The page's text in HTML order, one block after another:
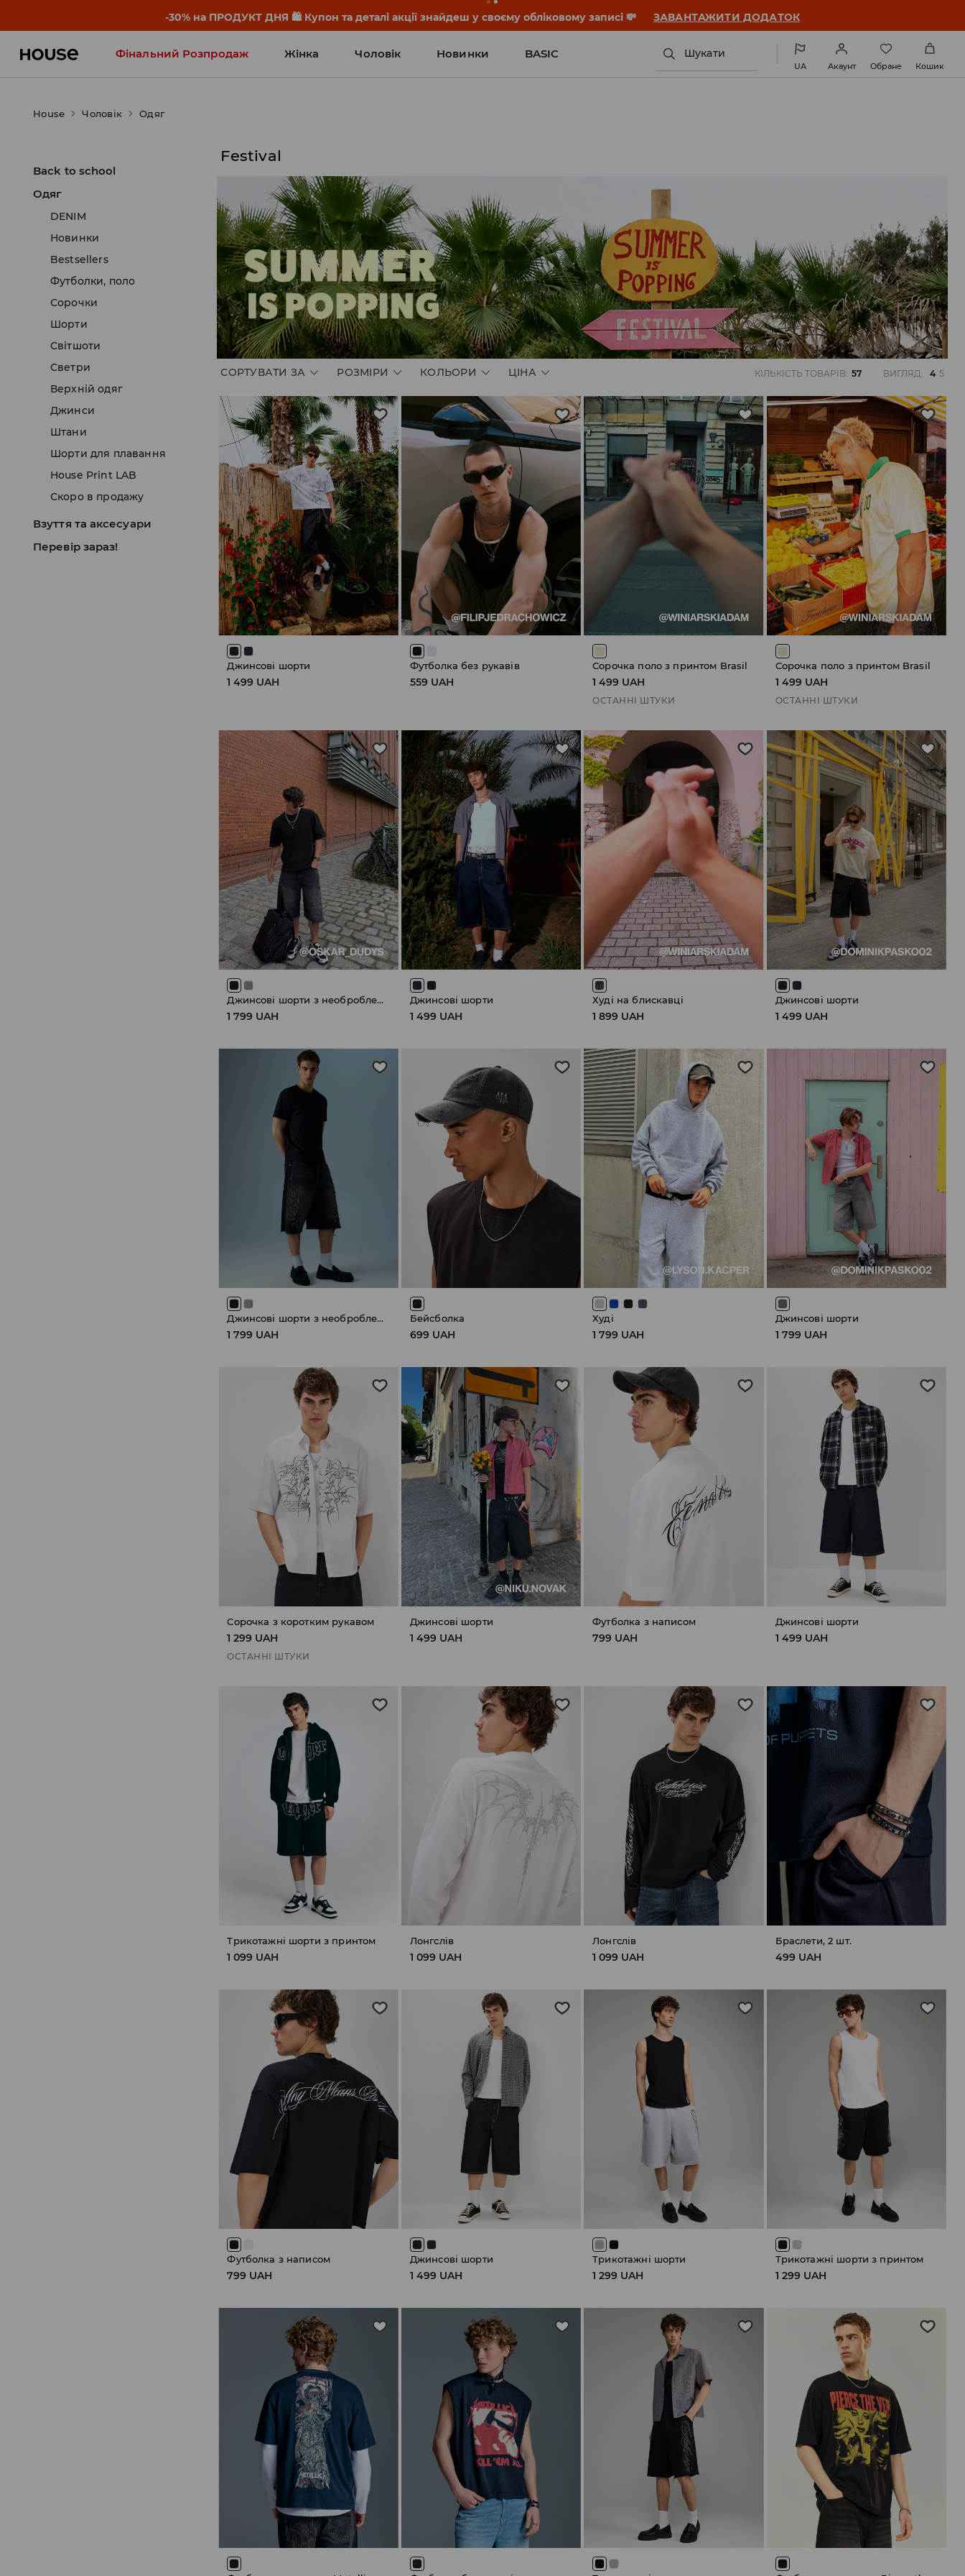
-30% на ПРОДУКТ ДНЯ 🛍️ Купон та деталі акції знайдеш у своєму обліковому записі 💸 ЗАВАНТАЖИТИ ДОДАТОК
Фінальний Розпродаж Жінка Чоловік Новинки BASIC Шукати
UA Акаунт Обране Кошик
House Чоловік Одяг
Back to school
Одяг
DENIM
Новинки
Bestsellers
Футболки, поло
Сорочки
Шорти
Світшоти
Светри
Верхній одяг
Джинси
Штани
Шорти для плавання
House Print LAB
Скоро в продажу
Взуття та аксесуари
Перевір зараз!
Festival
СОРТУВАТИ ЗА РОЗМІРИ КОЛЬОРИ ЦІНА КІЛЬКІСТЬ ТОВАРІВ: 57 ВИГЛЯД : 4 5
Джинсові шорти
1 499 UAH
Футболка без рукавів
559 UAH
Сорочка поло з принтом Brasil
1 499 UAH
ОСТАННІ ШТУКИ
Сорочка поло з принтом Brasil
1 499 UAH
ОСТАННІ ШТУКИ
Джинсові шорти з необробленим нижнім краєм
1 799 UAH
Джинсові шорти
1 499 UAH
Худі на блискавці
1 899 UAH
Джинсові шорти
1 499 UAH
Джинсові шорти з необробленим нижнім краєм
1 799 UAH
Бейсболка
699 UAH
Худі
1 799 UAH
Джинсові шорти
1 799 UAH
Сорочка з коротким рукавом
1 299 UAH
ОСТАННІ ШТУКИ
Джинсові шорти
1 499 UAH
Футболка з написом
799 UAH
Джинсові шорти
1 499 UAH
Трикотажні шорти з принтом
1 099 UAH
Лонгслів
1 099 UAH
Лонгслів
1 099 UAH
Браслети, 2 шт.
499 UAH
Футболка з написом
799 UAH
Джинсові шорти
1 499 UAH
Трикотажні шорти
1 299 UAH
Трикотажні шорти з принтом
1 299 UAH